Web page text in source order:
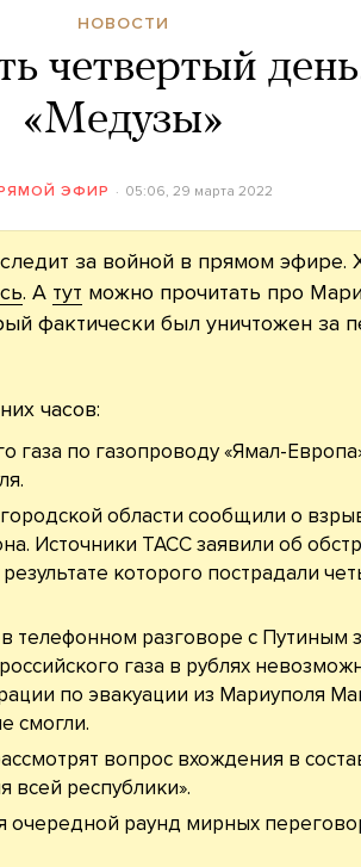
НОВОСТИ
четвертый
«Медузы»
ЭФИР 05:06, 29 марта 2022
за войной в прямом эфире.
. А тут можно прочитать про
фактически был уничтожен за
часов:
газа по газопроводу «Ямал-
области сообщили о
Источники ТАСС заявили об
которого пострадали
телефонном разговоре с Путиным
газа в рублях
по эвакуации из Мариуполя
смогли.
вопрос вхождения в
всей республики».
очередной раунд мирных